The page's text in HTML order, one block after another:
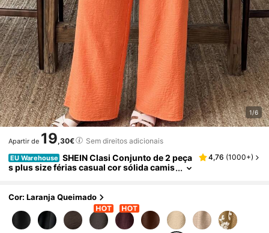
1/6
Apartir de 19,30€ Sem direitos adicionais
EU Warehouse SHEIN Clasi Conjunto de 2 peça
s plus size férias casual cor sólida camis
4,76 (1000+)
Cor: Laranja Queimado